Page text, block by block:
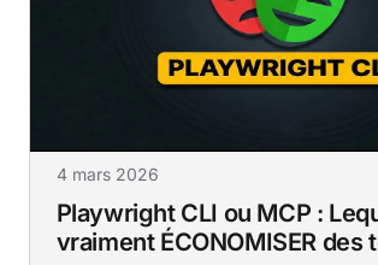
4 mars 2026
Playwright CLI ou MCP :
vraiment ÉCONOMISER des